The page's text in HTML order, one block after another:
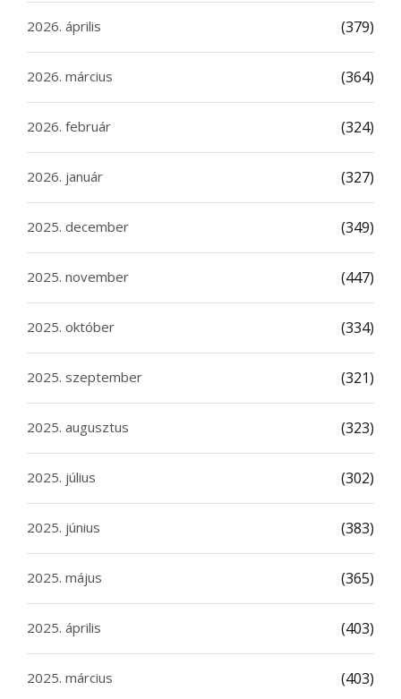
2026. április (379)
2026. március (364)
2026. február (324)
2026. január (327)
2025. december (349)
2025. november (447)
2025. október (334)
2025. szeptember (321)
2025. augusztus (323)
2025. július (302)
2025. június (383)
2025. május (365)
2025. április (403)
2025. március (403)